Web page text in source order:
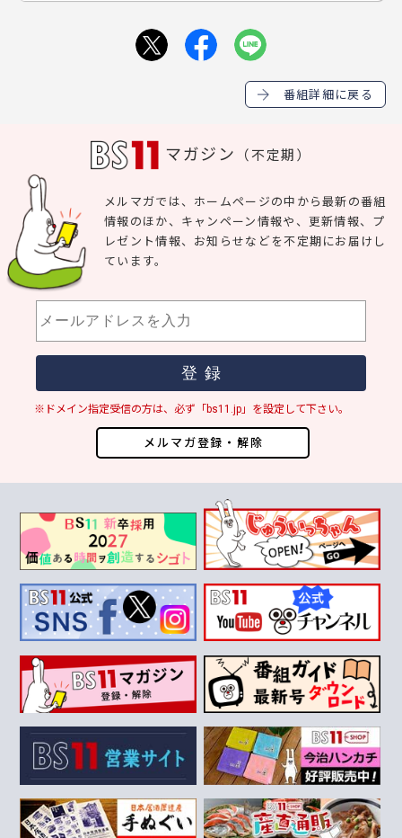
番組詳細に戻る
マガジン （不定期）
メルマガ登録・解除
メルマガでは、ホームページの中から最新の番組
情報のほか、キャンペーン情報や、更新情報、プ
レゼント情報、お知らせなどを不定期にお届けし
ています。
※ドメイン指定受信の方は、必ず「bs11.jp」を設定して下さい。